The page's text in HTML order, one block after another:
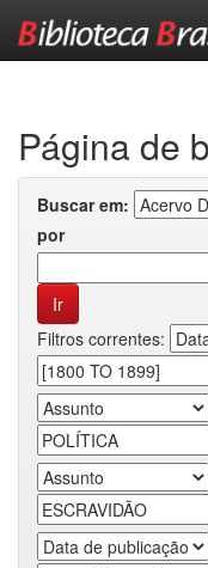
Página de
Buscar em:
por
Filtros correntes: